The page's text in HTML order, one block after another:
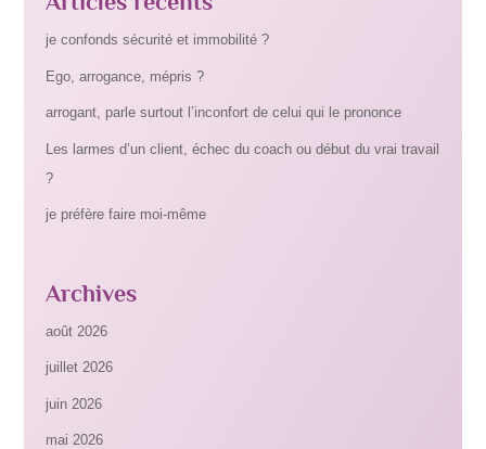
je confonds sécurité et immobilité ?
Ego, arrogance, mépris ?
arrogant, parle surtout l’inconfort de celui qui le prononce
Les larmes d’un client, échec du coach ou début du vrai travail
?
je préfère faire moi-même
Archives
août 2026
juillet 2026
juin 2026
mai 2026